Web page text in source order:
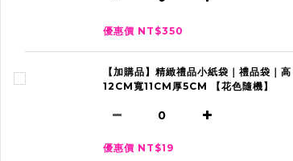
優惠價 NT$350
【加購品】精緻禮品小紙袋｜禮品袋｜高
12CM寬11CM厚5CM 【花色隨機】
優惠價 NT$19